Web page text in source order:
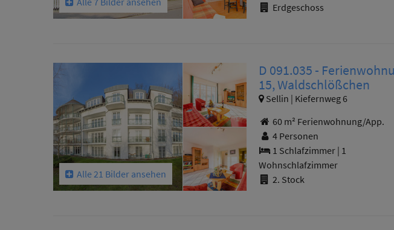
Erdgeschoss
Alle 21 Bilder ansehen
D 091.035 -
15, Waldschlößchen
Sellin | Kiefernweg 6
60 m² Ferienwohnung/App.
4 Personen
1 Schlafzimmer | 1
Wohnschlafzimmer
2. Stock